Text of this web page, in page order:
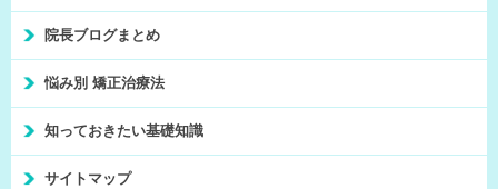
院長ブログまとめ
悩み別 矯正治療法
知っておきたい基礎知識
サイトマップ